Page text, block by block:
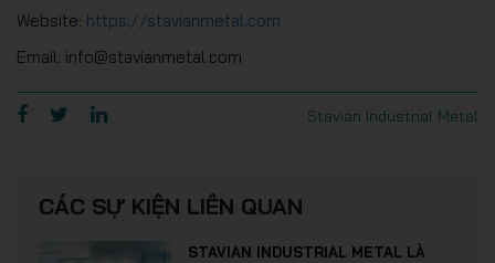
Website: https://stavianmetal.com
Email: info@stavianmetal.com
Stavian Industrial Metal
CÁC SỰ KIỆN LIÊN QUAN
STAVIAN INDUSTRIAL METAL LÀ